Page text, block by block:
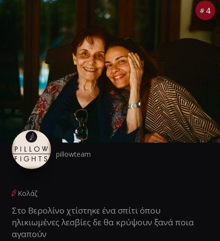
# 4
pillowteam
Κολάζ
Στο Βερολίνο χτίστηκε ένα σπίτι όπου
ηλικιωμένες λεσβίες δε θα κρύψουν ξανά ποια
αγαπούν